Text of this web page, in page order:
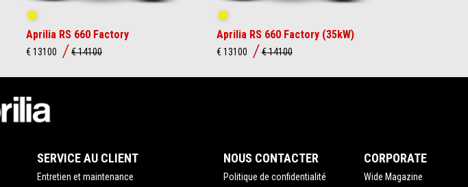
Aprilia RS 660 Factory
€ 13100 € 14100
Aprilia RS 660 Factory (35kW)
€ 13100 € 14100
SERVICE AU CLIENT
Entretien et maintenance
NOUS CONTACTER
Politique de confidentialité
CORPORATE
Wide Magazine